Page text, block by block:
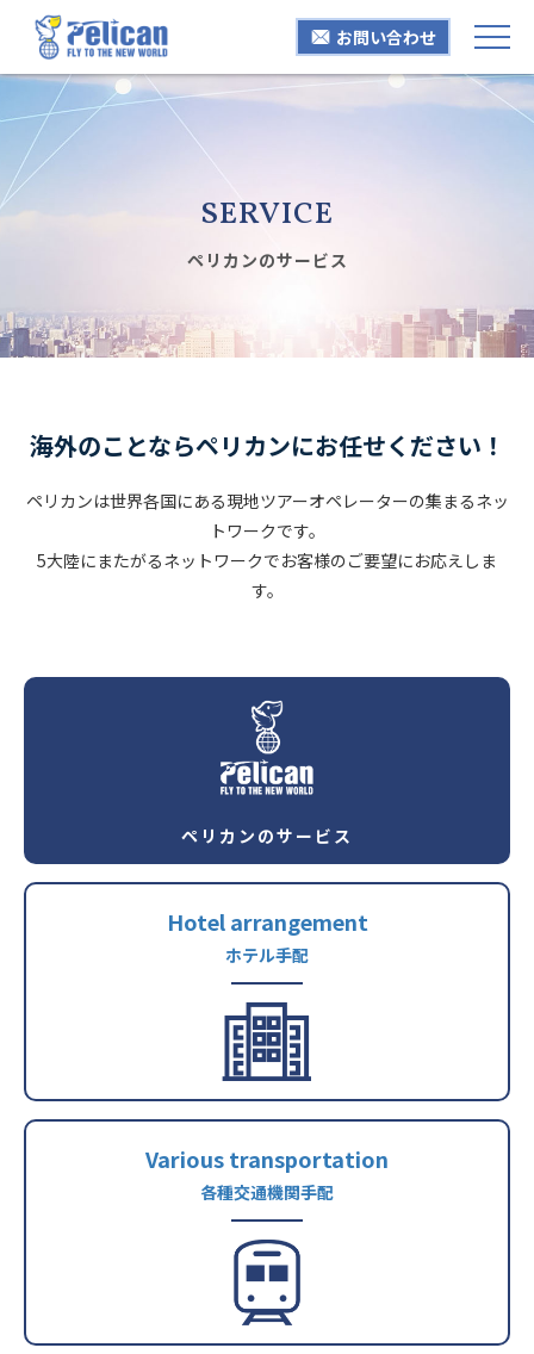
 お問い合わせ
SERVICE
ペリカンのサービス
海外のことならペリカンにお任せください！
ペリカンは世界各国にある現地ツアーオペレーターの集まるネッ
トワークです。
5大陸にまたがるネットワークでお客様のご要望にお応えしま
す。
ペリカンのサービス
Hotel arrangement
ホテル手配
Various transportation
各種交通機関手配